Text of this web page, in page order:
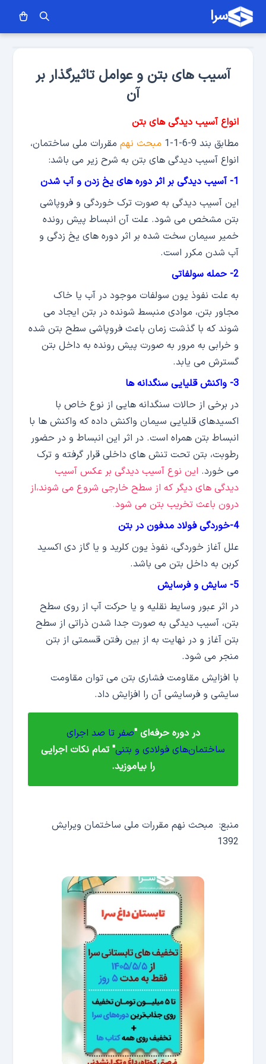
سرا
آسیب های بتن و عوامل تاثیرگذار بر
آن
انواع آسیب دیدگی های بتن
مطابق بند 9-6-1-1
مبحث نهم مقررات ملی ساختمان،
انواع آسیب دیدگی های بتن به شرح زیر می باشد:
1- آسیب دیدگی بر اثر دوره های یخ زدن و آب شدن
این آسیب دیدگی به صورت ترک خوردگی و فروپاشی
بتن مشخص می شود. علت آن انبساط پیش رونده
خمیر سیمان سخت شده بر اثر دوره های یخ زدگی و
آب شدن مکرر است.
2- حمله سولفاتی
به علت نفوذ یون سولفات موجود در آب یا خاک
مجاور بتن، موادی منبسط شونده در بتن ایجاد می
شوند که با گذشت زمان باعث فروپاشی سطح بتن شده
و خرابی به مرور به صورت پیش رونده به داخل بتن
گسترش می یابد.
3- واکنش قلیایی سنگدانه ها
در برخی از حالات سنگدانه هایی از نوع خاص با
اکسیدهای قلیایی سیمان واکنش داده که واکنش ها با
انبساط بتن همراه است. در اثر این انبساط و در حضور
رطوبت، بتن تحت تنش های داخلی قرار گرفته و ترک
می خورد. این نوع آسیب دیدگی بر عکس آسیب
دیدگی های دیگر که از سطح خارجی شروع می شوند،از
درون باعث تخریب بتن می شود.
4-خوردگی فولاد مدفون در بتن
علل آغاز خوردگی، نفوذ یون کلرید و یا گاز دی اکسید
کربن به داخل بتن می باشد.
5- سایش و فرسایش
در اثر عبور وسایط نقلیه و یا حرکت آب از روی سطح
بتن، آسیب دیدگی به صورت جدا شدن ذراتی از سطح
بتن آغاز و در نهایت به از بین رفتن قسمتی از بتن
منجر می شود.
با افزایش مقاومت فشاری بتن می توان مقاومت
سایشی و فرسایشی آن را افزایش داد.
در دوره حرفه‌ای "صفر تا صد اجرای
ساختمان‌های فولادی و بتنی" تمام نکات اجرایی
را بیاموزید.
منبع: مبحث نهم مقررات ملی ساختمان ویرایش
1392